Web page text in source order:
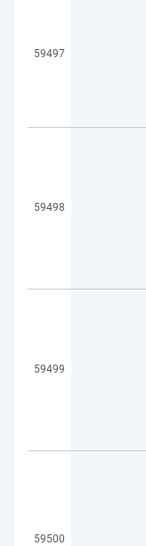
59497
59498
59499
59500